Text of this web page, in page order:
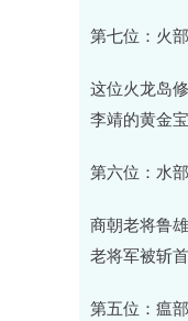
第七位：火
这位火龙岛
李靖的黄金
第六位：水
商朝老将鲁
老将军被斩
第五位：瘟